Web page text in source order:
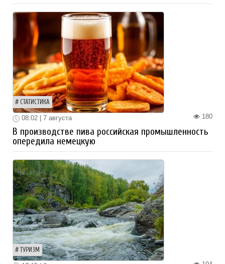
СТАТИСТИКА
180
08:02 | 7 августа
В производстве пива российская промышленность
опередила немецкую
ТУРИЗМ